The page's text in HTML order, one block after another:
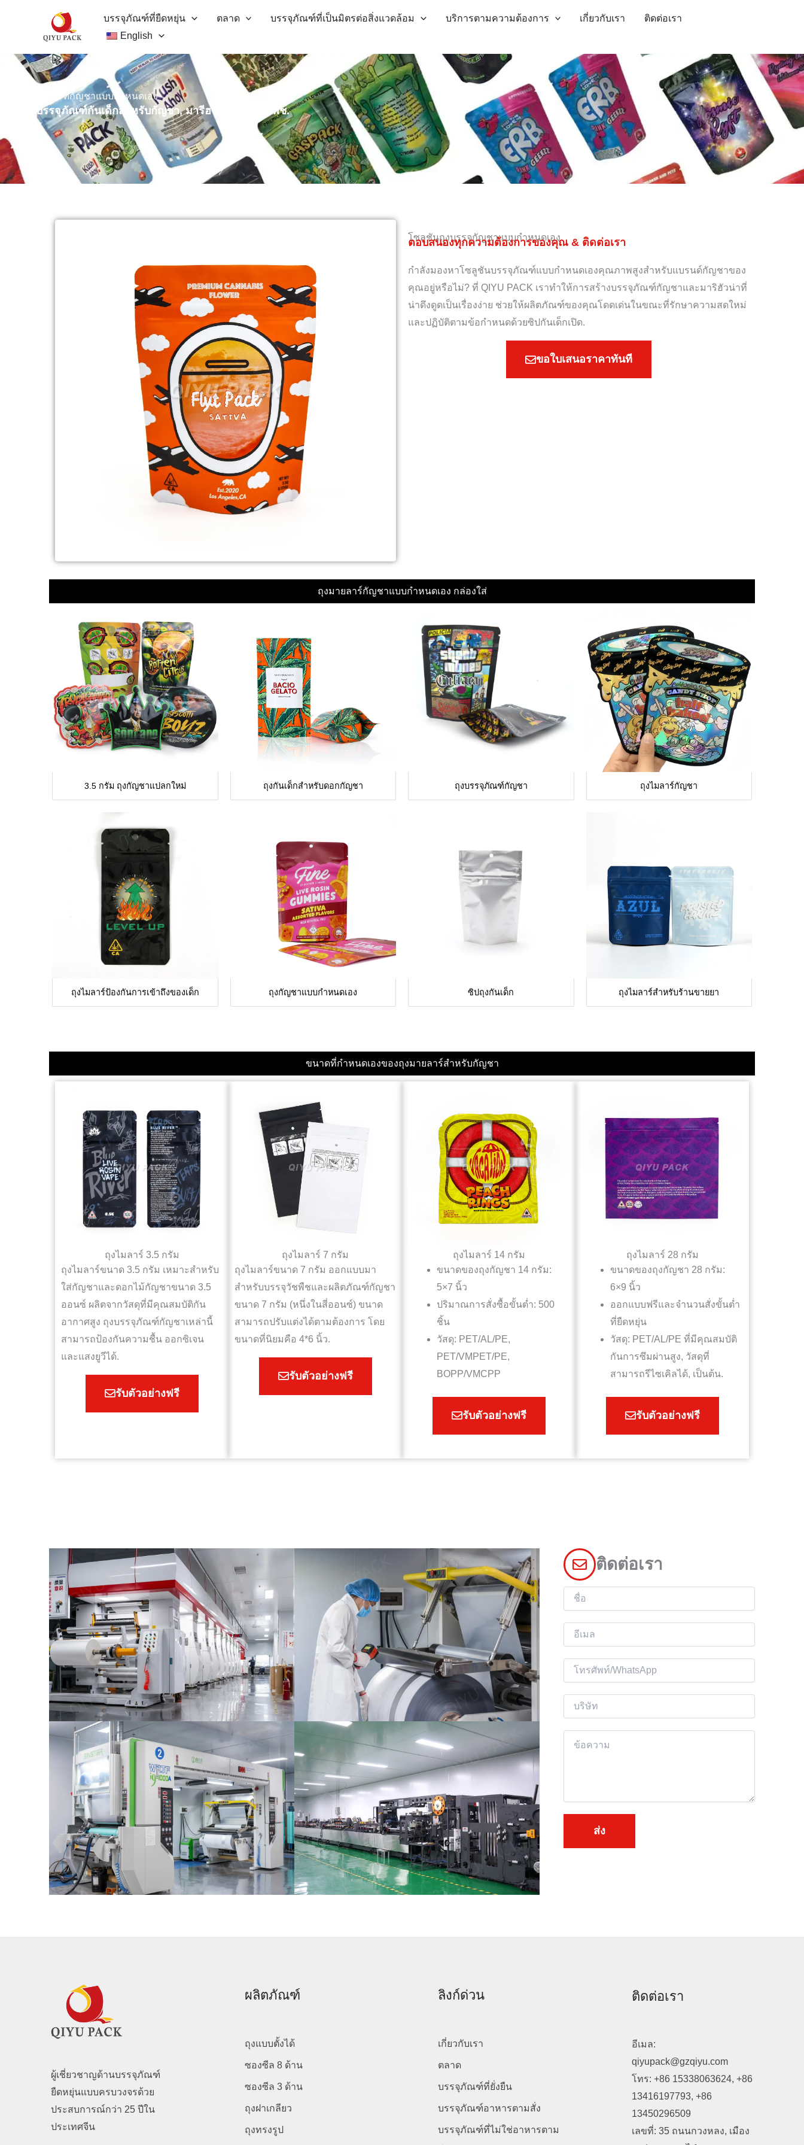
เนื้อหา
บรรจุภัณฑ์ที่ยืดหยุ่น ตลาด บรรจุภัณฑ์ที่เป็นมิตรต่อสิ่งแวดล้อม บริการตามความต้องการ เกี่ยวกับเรา
ติดต่อเรา
English
บรรจุภัณฑ์กัญชาแบบกำหนดเอง
ถุงบรรจุภัณฑ์กันเด็กสำหรับกัญชา, มารีฮวานา และวัชพืช.
โซลูชันถุงบรรจุกัญชาแบบกำหนดเอง
ตอบสนองทุกความต้องการของคุณ & ติดต่อเรา
กำลังมองหาโซลูชันบรรจุภัณฑ์แบบกำหนดเองคุณภาพสูงสำหรับแบรนด์กัญชาของ
คุณอยู่หรือไม่? ที่ QIYU PACK เราทำให้การสร้างบรรจุภัณฑ์กัญชาและมาริฮัวน่าที่
น่าดึงดูดเป็นเรื่องง่าย ช่วยให้ผลิตภัณฑ์ของคุณโดดเด่นในขณะที่รักษาความสดใหม่
และปฏิบัติตามข้อกำหนดด้วยซิปกันเด็กเปิด.
ขอใบเสนอราคาทันที
ถุงมายลาร์กัญชาแบบกำหนดเอง กล่องใส่
3.5 กรัม ถุงกัญชาแปลกใหม่ ถุงกันเด็กสำหรับดอกกัญชา ถุงบรรจุภัณฑ์กัญชา ถุงไมลาร์กัญชา
ถุงไมลาร์ป้องกันการเข้าถึงของเด็ก ถุงกัญชาแบบกำหนดเอง ซิปถุงกันเด็ก ถุงไมลาร์สำหรับร้านขายยา
ขนาดที่กำหนดเองของถุงมายลาร์สำหรับกัญชา
ถุงไมลาร์ 3.5 กรัม
ถุงไมลาร์ขนาด 3.5 กรัม เหมาะสำหรับ
ใส่กัญชาและดอกไม้กัญชาขนาด 3.5
ออนซ์ ผลิตจากวัสดุที่มีคุณสมบัติกัน
อากาศสูง ถุงบรรจุภัณฑ์กัญชาเหล่านี้
สามารถป้องกันความชื้น ออกซิเจน
และแสงยูวีได้.
รับตัวอย่างฟรี
ถุงไมลาร์ 7 กรัม
ถุงไมลาร์ขนาด 7 กรัม ออกแบบมา
สำหรับบรรจุวัชพืชและผลิตภัณฑ์กัญชา
ขนาด 7 กรัม (หนึ่งในสี่ออนซ์) ขนาด
สามารถปรับแต่งได้ตามต้องการ โดย
ขนาดที่นิยมคือ 4*6 นิ้ว.
รับตัวอย่างฟรี
ถุงไมลาร์ 14 กรัม
ขนาดของถุงกัญชา 14 กรัม:
5×7 นิ้ว
ปริมาณการสั่งซื้อขั้นต่ำ: 500
ชิ้น
วัสดุ: PET/AL/PE,
PET/VMPET/PE,
BOPP/VMCPP
รับตัวอย่างฟรี
ถุงไมลาร์ 28 กรัม
ขนาดของถุงกัญชา 28 กรัม:
6×9 นิ้ว
ออกแบบฟรีและจำนวนสั่งขั้นต่ำ
ที่ยืดหยุ่น
วัสดุ: PET/AL/PE ที่มีคุณสมบัติ
กันการซึมผ่านสูง, วัสดุที่
สามารถรีไซเคิลได้, เป็นต้น.
รับตัวอย่างฟรี
ติดต่อเรา
อ
เ
ม
*
ท
ร
พ
ริ
ษั
า
*
ส่ง
ผู้เชี่ยวชาญด้านบรรจุภัณฑ์
ยืดหยุ่นแบบครบวงจรด้วย
ประสบการณ์กว่า 25 ปีใน
ประเทศจีน
ผลิตภัณฑ์
ถุงแบบตั้งได้
ซองซีล 8 ด้าน
ซองซีล 3 ด้าน
ถุงฝาเกลียว
ถุงทรงรูป
ลิงก์ด่วน
เกี่ยวกับเรา
ตลาด
บรรจุภัณฑ์ที่ยั่งยืน
บรรจุภัณฑ์อาหารตามสั่ง
บรรจุภัณฑ์ที่ไม่ใช่อาหารตาม
ติดต่อเรา
อีเมล:
qiyupack@gzqiyu.com
โทร: +86 15338063624, +86
13416197793, +86
13450296509
เลขที่: 35 ถนนกวงหลง, เมือง